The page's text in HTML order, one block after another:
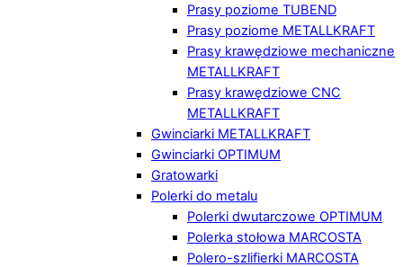
Prasy poziome TUBEND
Prasy poziome METALLKRAFT
Prasy krawędziowe mechaniczne
METALLKRAFT
Prasy krawędziowe CNC
METALLKRAFT
Gwinciarki METALLKRAFT
Gwinciarki OPTIMUM
Gratowarki
Polerki do metalu
Polerki dwutarczowe OPTIMUM
Polerka stołowa MARCOSTA
Polero-szlifierki MARCOSTA